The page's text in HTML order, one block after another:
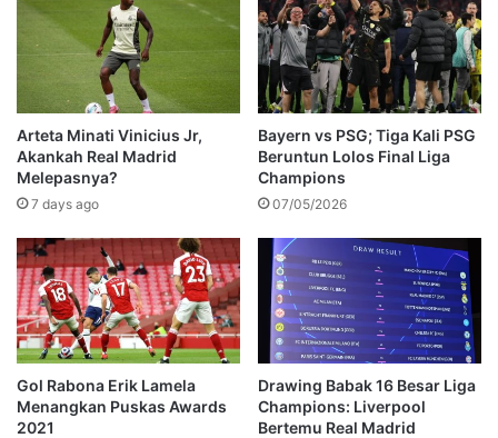
Arteta Minati Vinicius Jr,
Akankah Real Madrid
Melepasnya?
7 days ago
Bayern vs PSG; Tiga Kali PSG
Beruntun Lolos Final Liga
Champions
07/05/2026
Gol Rabona Erik Lamela
Menangkan Puskas Awards
2021
Drawing Babak 16 Besar Liga
Champions: Liverpool
Bertemu Real Madrid